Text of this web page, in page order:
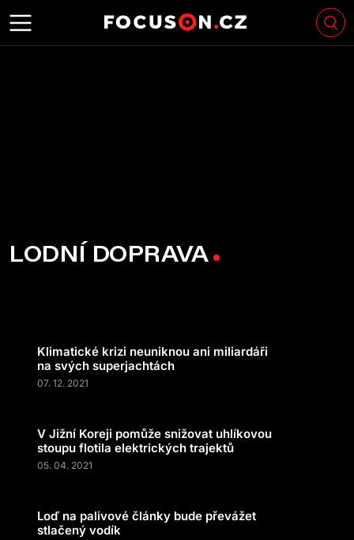
LODNÍ DOPRAVA
Klimatické krizi neuniknou ani miliardáři
na svých superjachtách
07. 12. 2021
V Jižní Koreji pomůže snižovat uhlíkovou
stoupu flotila elektrických trajektů
05. 04. 2021
Loď na palivové články bude převážet
stlačený vodík